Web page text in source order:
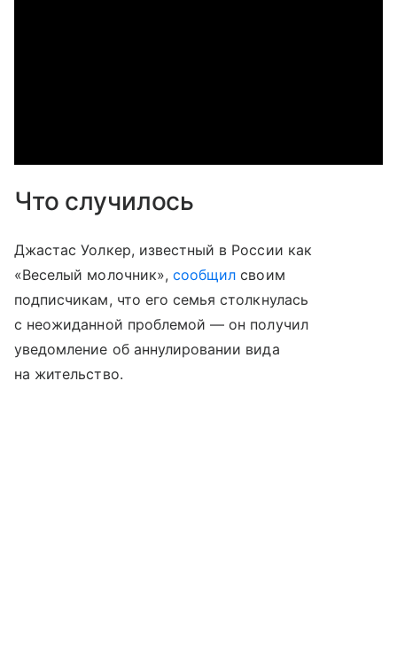
Что случилось
Джастас Уолкер, известный в России как
«Веселый молочник», сообщил своим
подписчикам, что его семья столкнулась
с неожиданной проблемой — он получил
уведомление об аннулировании вида
на жительство.